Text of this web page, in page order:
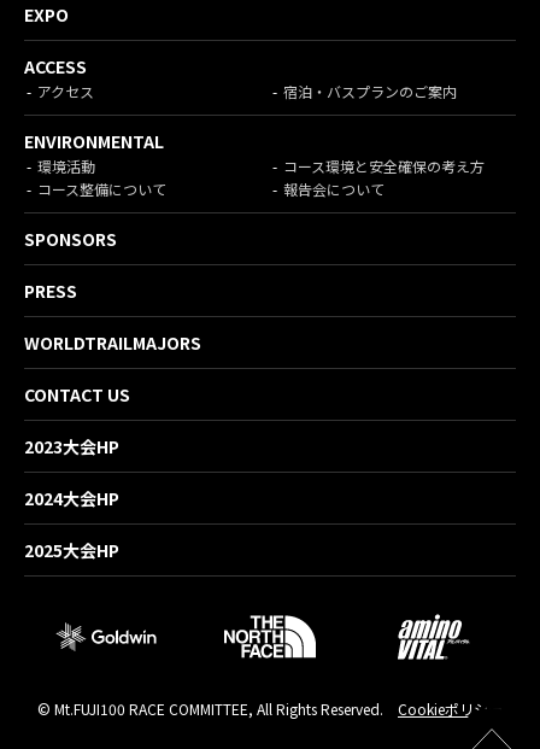
EXPO
ACCESS
アクセス 宿泊・バスプランのご案内
ENVIRONMENTAL
環境活動
コース環境と安全確保の考え方
コース整備について
報告会について
SPONSORS
PRESS
WORLDTRAILMAJORS
CONTACT US
2023大会HP
2024大会HP
2025大会HP
© Mt.FUJI100 RACE COMMITTEE, All Rights Reserved. Cookieポリシー